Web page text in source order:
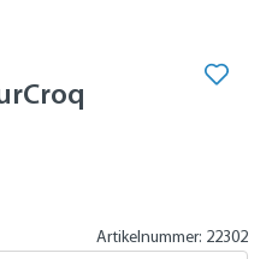
Artikelnummer: 22302